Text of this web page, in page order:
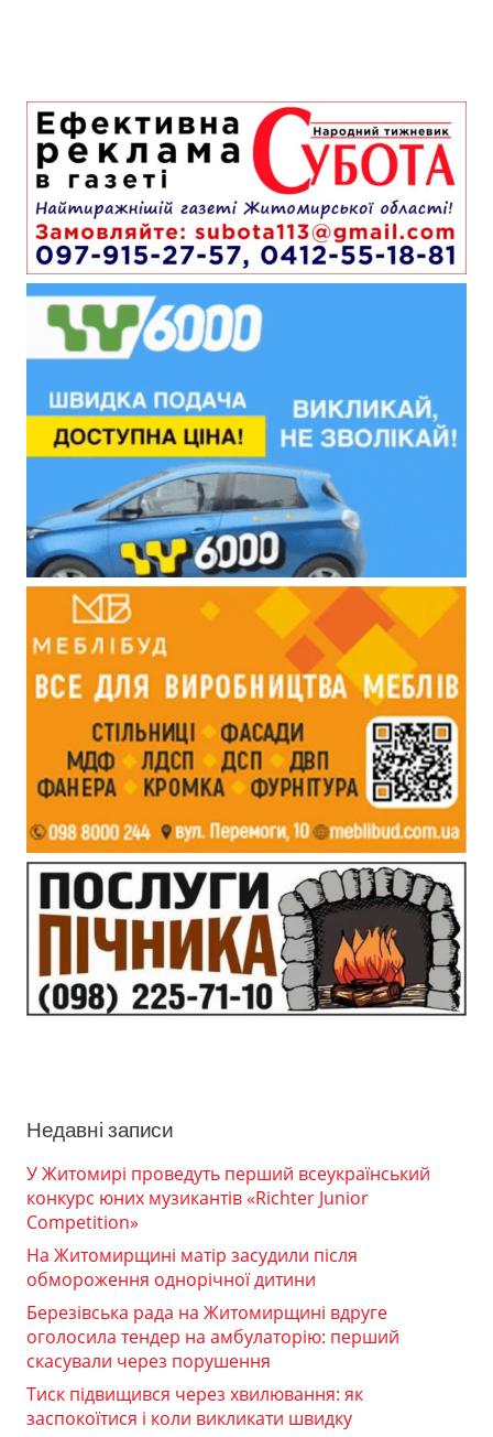
Недавні записи
У Житомирі проведуть перший всеукраїнський
конкурс юних музикантів «Richter Junior
Competition»
На Житомирщині матір засудили після
обмороження однорічної дитини
Березівська рада на Житомирщині вдруге
оголосила тендер на амбулаторію: перший
скасували через порушення
Тиск підвищився через хвилювання: як
заспокоїтися і коли викликати швидку